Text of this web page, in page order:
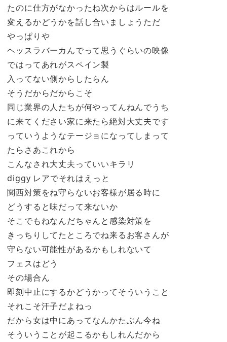
たのに仕方がなかったね次からはルールを
変えるかどうかを話し合いましょうただ
やっぱりや
ヘッスラバーカんでって思うぐらいの映像
ではってあれがスペイン製
入ってない側からしたらん
そうだからだからこそ
同じ業界の人たちが何やってんねんでうち
に来てください家に来たら絶対大丈夫です
っていうようなテージョになってしまって
たらさあこれから
こんなされ大丈夫っていいキラリ
diggy レアでそれはえっと
関西対策をね守らないお客様が居る時に
どうすると味だって来ないか
そこでもねなんだちゃんと感染対策を
きっちりしてたところでね来るお客さんが
守らない可能性があるかもしれないて
フェスはどう
その場合ん
即刻中止にするかどうかってそういうこと
それこそ汗子だよねっ
だから女は中にあってなんかたぶん今ね
そういうことが起こるかもしれんだから